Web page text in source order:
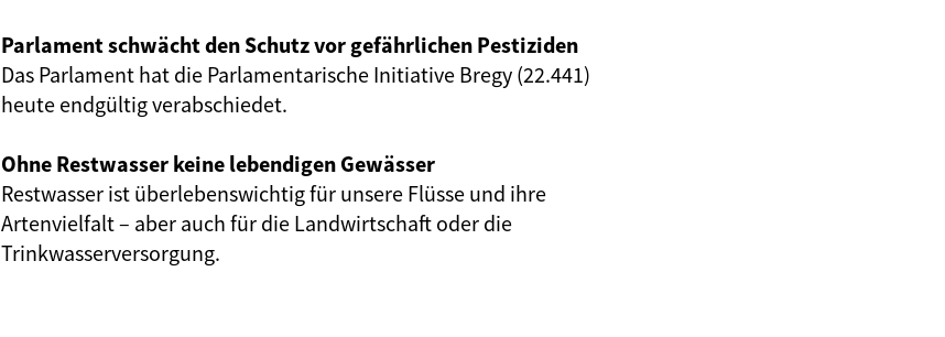
Parlament schwächt den Schutz vor gefährlichen Pestiziden
Das Parlament hat die Parlamentarische Initiative Bregy (22.441)
heute endgültig verabschiedet.
Ohne Restwasser keine lebendigen Gewässer
Restwasser ist überlebenswichtig für unsere Flüsse und ihre
Artenvielfalt – aber auch für die Landwirtschaft oder die
Trinkwasserversorgung.